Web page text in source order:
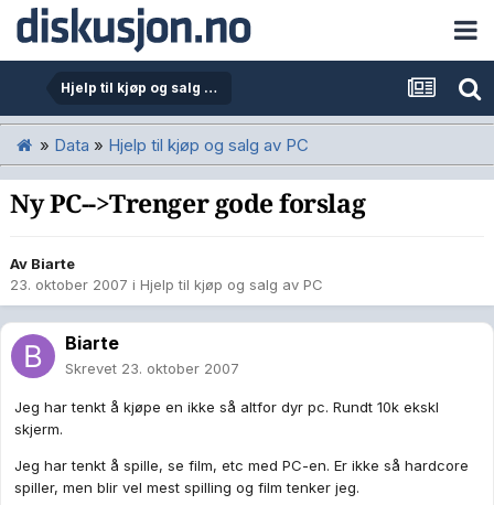
Hjelp til kjøp og salg av PC
» Data » Hjelp til kjøp og salg av PC
Ny PC-->Trenger gode forslag
Av Biarte
23. oktober 2007 i Hjelp til kjøp og salg av PC
Biarte
Skrevet 23. oktober 2007
Jeg har tenkt å kjøpe en ikke så altfor dyr pc. Rundt 10k ekskl
skjerm.
Jeg har tenkt å spille, se film, etc med PC-en. Er ikke så hardcore
spiller, men blir vel mest spilling og film tenker jeg.